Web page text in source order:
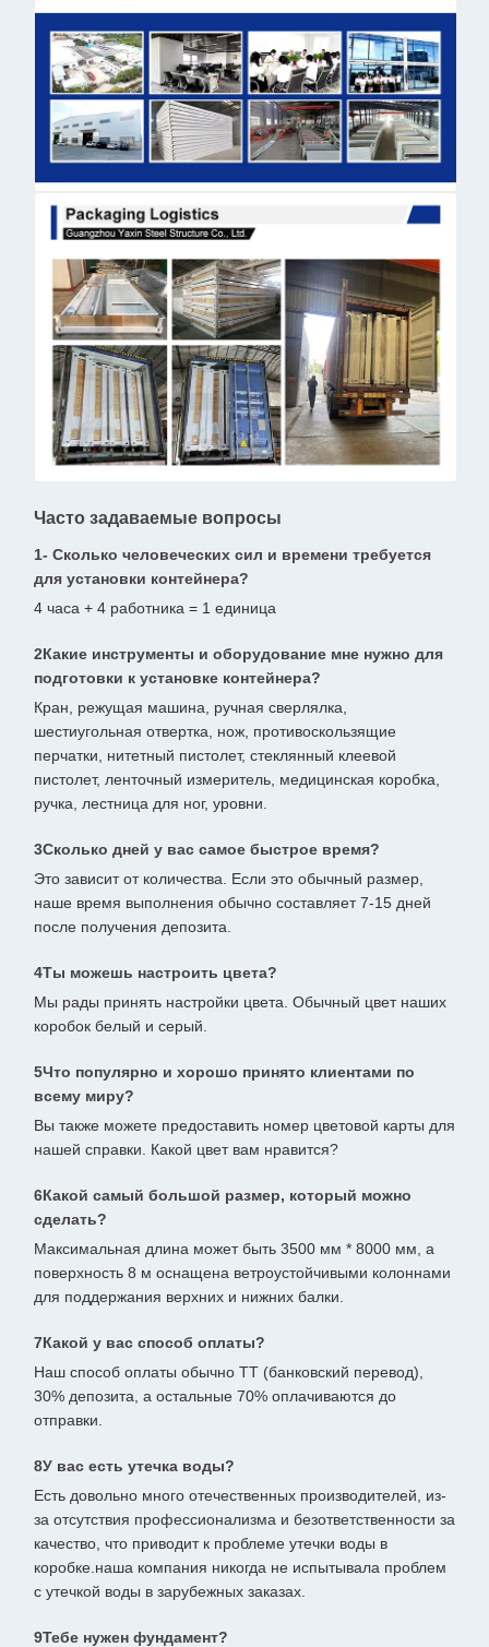
Часто задаваемые вопросы
1- Сколько человеческих сил и времени требуется
для установки контейнера?
4 часа + 4 работника = 1 единица
2Какие инструменты и оборудование мне нужно для
подготовки к установке контейнера?
Кран, режущая машина, ручная сверлялка,
шестиугольная отвертка, нож, противоскользящие
перчатки, нитетный пистолет, стеклянный клеевой
пистолет, ленточный измеритель, медицинская коробка,
ручка, лестница для ног, уровни.
3Сколько дней у вас самое быстрое время?
Это зависит от количества. Если это обычный размер,
наше время выполнения обычно составляет 7-15 дней
после получения депозита.
4Ты можешь настроить цвета?
Мы рады принять настройки цвета. Обычный цвет наших
коробок белый и серый.
5Что популярно и хорошо принято клиентами по
всему миру?
Вы также можете предоставить номер цветовой карты для
нашей справки. Какой цвет вам нравится?
6Какой самый большой размер, который можно
сделать?
Максимальная длина может быть 3500 мм * 8000 мм, а
поверхность 8 м оснащена ветроустойчивыми колоннами
для поддержания верхних и нижних балки.
7Какой у вас способ оплаты?
Наш способ оплаты обычно TT (банковский перевод),
30% депозита, а остальные 70% оплачиваются до
отправки.
8У вас есть утечка воды?
Есть довольно много отечественных производителей, из-
за отсутствия профессионализма и безответственности за
качество, что приводит к проблеме утечки воды в
коробке.наша компания никогда не испытывала проблем
с утечкой воды в зарубежных заказах.
9Тебе нужен фундамент?